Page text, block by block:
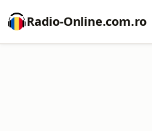
Radio-Online.com.ro